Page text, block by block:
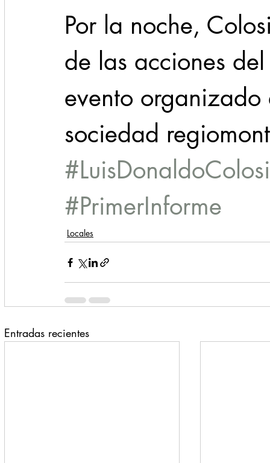
Por la noche,
de las acciones
evento
sociedad
#PrimerInforme
Locales
Entradas recientes